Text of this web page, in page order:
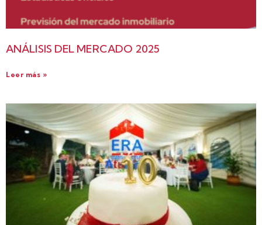
ANÁLISIS DEL MERCADO 2025
Leer más »